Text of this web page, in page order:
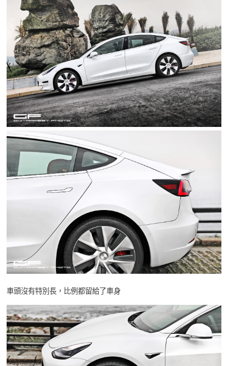
車頭沒有特別長，比例都留給了車身